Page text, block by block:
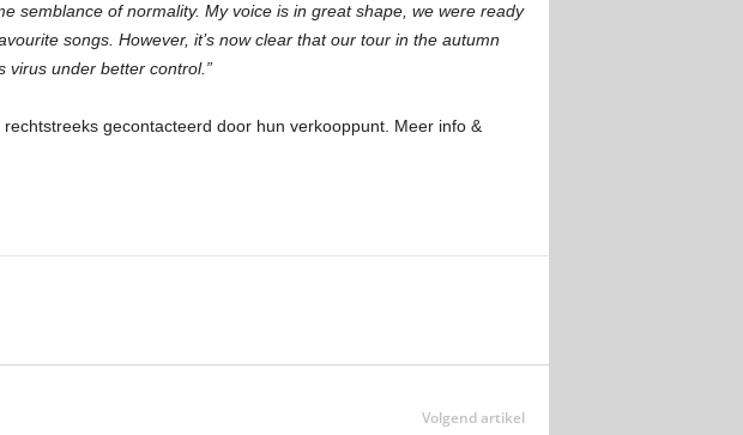
semblance of normality. My voice is in great shape, we were ready
songs. However, it’s now clear that our tour in the autumn
virus under better control.”
gecontacteerd door hun verkooppunt. Meer info &
Volgend artikel